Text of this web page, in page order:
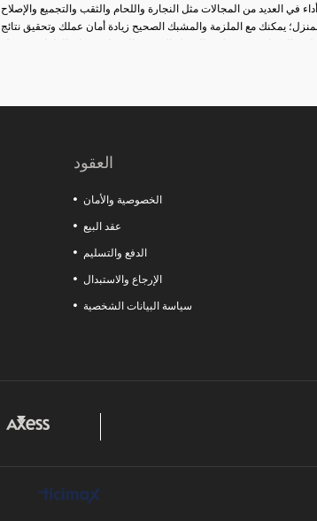
يمكنك مع الملزمة والمشبك الصحيح زيادة أمان عملك وتحقيق نتائج
المثقاب، ومن ملازم السكك الحديدية إلى ملازم صانع الغلايات، يمكنك
العقود
الخصوصية والأمان
عقد البيع
الدفع والتسليم
الإرجاع والاستبدال
سياسة البيانات الشخصية